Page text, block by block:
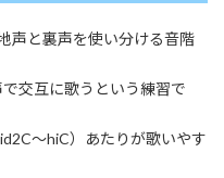
声と裏声を使い分ける音階
交互に歌うという練習で
〜hiC）あたりが歌いやす